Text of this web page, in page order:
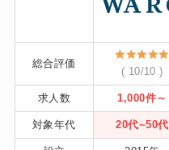
総合評価
( 10/10 )
求人数 1,000件～
対象年代 20代~50代